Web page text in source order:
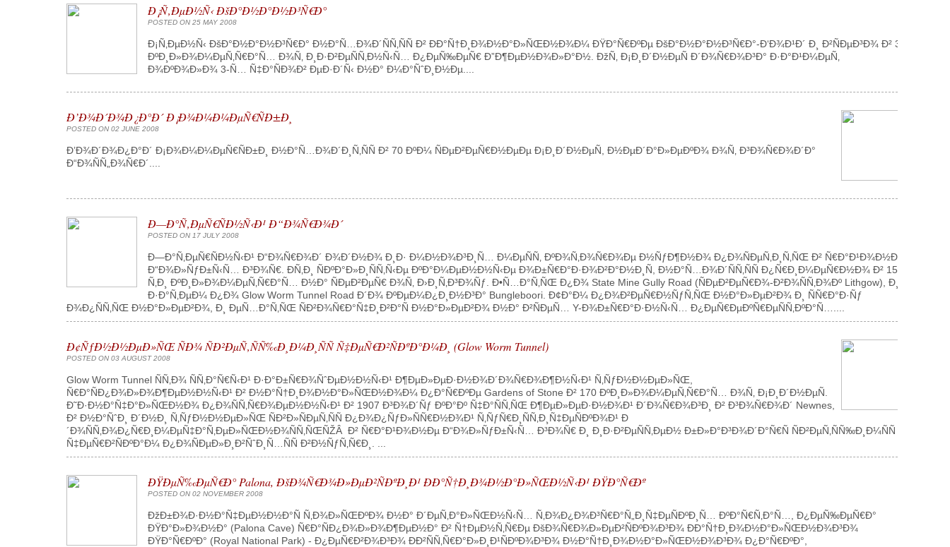
Ð¡Ñ‚ÐµÐ½Ñ‹ ÐšÐ°Ð½Ð°Ð½Ð³Ñ€Ð°
POSTED ON 25 MAY 2008
Ð¡Ñ‚ÐµÐ½Ñ‹ ÐšÐ°Ð½Ð°Ð½Ð³Ñ€Ð° Ð½Ð°Ñ…Ð¾Ð´ÑÑ‚ÑÑ Ð² ÐÐ°Ñ†Ð¸Ð¾Ð½Ð°Ð»ÑŒÐ½Ð¾Ð¼ ÐŸÐ°Ñ€ÐºÐµ ÐšÐ°Ð½Ð°Ð½Ð³Ñ€Ð°-Ð‘Ð¾Ð¹Ð´ Ð¸ Ð²ÑÐµÐ³Ð¾ Ð² 30
ÐºÐ¸Ð»Ð¾Ð¼ÐµÑ‚Ñ€Ð°Ñ… Ð¾Ñ‚ Ð¸Ð·Ð²ÐµÑÑ‚Ð½Ñ‹Ñ… Ð¿ÐµÑ‰ÐµÑ€ Ð”Ð¶ÐµÐ½Ð¾Ð»Ð°Ð½. ÐžÑ‚ Ð¡Ð¸Ð´Ð½ÐµÑ Ð´Ð¾Ñ€Ð¾Ð³Ð° Ð·Ð°Ð¹Ð¼ÐµÑ‚
Ð¾ÐºÐ¾Ð»Ð¾ 3-Ñ… Ñ‡Ð°ÑÐ¾Ð² ÐµÐ·Ð´Ñ‹ Ð½Ð° Ð¼Ð°ÑˆÐ¸Ð½Ðµ....
Ð’Ð¾Ð´Ð¾Ð¿Ð°Ð´ Ð¡Ð¾Ð¼Ð¼ÐµÑ€ÑÐ±Ð¸
POSTED ON 02 JUNE 2008
Ð’Ð¾Ð´Ð¾Ð¿Ð°Ð´ Ð¡Ð¾Ð¼Ð¼ÐµÑ€ÑÐ±Ð¸ Ð½Ð°Ñ…Ð¾Ð´Ð¸Ñ‚ÑÑ Ð² 70 ÐºÐ¼ ÑÐµÐ²ÐµÑ€Ð½ÐµÐµ Ð¡Ð¸Ð´Ð½ÐµÑ, Ð½ÐµÐ´Ð°Ð»ÐµÐºÐ¾ Ð¾Ñ‚ Ð³Ð¾Ñ€Ð¾Ð´Ð°
Ð“Ð¾ÑÑ„Ð¾Ñ€Ð´....
Ð—Ð°Ñ‚ÐµÑ€ÑÐ½Ñ‹Ð¹ Ð“Ð¾Ñ€Ð¾Ð´
POSTED ON 17 JULY 2008
Ð—Ð°Ñ‚ÐµÑ€ÑÐ½Ñ‹Ð¹ Ð“Ð¾Ñ€Ð¾Ð´ Ð¾Ð´Ð½Ð¾ Ð¸Ð· Ð¼Ð½Ð¾Ð³Ð¸Ñ… Ð¼ÐµÑÑ‚ ÐºÐ¾Ñ‚Ð¾Ñ€Ð¾Ðµ Ð½ÑƒÐ¶Ð½Ð¾ Ð¿Ð¾ÑÐµÑ‚Ð¸Ñ‚ÑŒ Ð² Ñ€Ð°Ð¹Ð¾Ð½Ðµ
Ð“Ð¾Ð»ÑƒÐ±Ñ‹Ñ… Ð³Ð¾Ñ€. Ð­Ñ‚Ð¸ ÑÐºÐ°Ð»Ð¸ÑÑ‚Ñ‹Ðµ ÐºÐ°Ð¼ÐµÐ½Ð½Ñ‹Ðµ Ð¾Ð±Ñ€Ð°Ð·Ð¾Ð²Ð°Ð½Ð¸Ñ, Ð½Ð°Ñ…Ð¾Ð´ÑÑ‚ÑÑ Ð¿Ñ€Ð¸Ð¼ÐµÑ€Ð½Ð¾ Ð² 15-
Ñ‚Ð¸ ÐºÐ¸Ð»Ð¾Ð¼ÐµÑ‚Ñ€Ð°Ñ… Ð½Ð° ÑÐµÐ²ÐµÑ€ Ð¾Ñ‚ Ð›Ð¸Ñ‚Ð³Ð¾Ñƒ. Ð•Ñ…Ð°Ñ‚ÑŒ Ð¿Ð¾ State Mine Gully Road (ÑÐµÐ²ÐµÑ€Ð¾-Ð²Ð¾ÑÑ‚Ð¾Ðº Lithgow), Ð¸
Ð·Ð°Ñ‚ÐµÐ¼ Ð¿Ð¾ Glow Worm Tunnel Road Ð´Ð¾ ÐºÐµÐ¼Ð¿Ð¸Ð½Ð³Ð° Bungleboori. Ð¢Ð°Ð¼ Ð¿Ð¾Ð²ÐµÑ€Ð½ÑƒÑ‚ÑŒ Ð½Ð°Ð»ÐµÐ²Ð¾ Ð¸ ÑÑ€Ð°Ð·Ñƒ
Ð¾Ð¿ÑÑ‚ÑŒ Ð½Ð°Ð»ÐµÐ²Ð¾, Ð¸ ÐµÑ…Ð°Ñ‚ÑŒ ÑÐ²Ð¾Ñ€Ð°Ñ‡Ð¸Ð²Ð°Ñ Ð½Ð°Ð»ÐµÐ²Ð¾ Ð½Ð° Ð²ÑÐµÑ… Y-Ð¾Ð±Ñ€Ð°Ð·Ð½Ñ‹Ñ… Ð¿ÐµÑ€ÐµÐºÑ€ÐµÑÑ‚ÐºÐ°Ñ…....
Ð¢ÑƒÐ½Ð½ÐµÐ»ÑŒ ÑÐ¾ ÑÐ²ÐµÑ‚ÑÑ‰Ð¸Ð¼Ð¸ÑÑ Ñ‡ÐµÑ€Ð²ÑÐºÐ°Ð¼Ð¸ (Glow Worm Tunnel)
POSTED ON 03 AUGUST 2008
Glow Worm Tunnel ÑÑ‚Ð¾ ÑÑ‚Ð°Ñ€Ñ‹Ð¹ Ð·Ð°Ð±Ñ€Ð¾ÑˆÐµÐ½Ð½Ñ‹Ð¹ Ð¶ÐµÐ»ÐµÐ·Ð½Ð¾Ð´Ð¾Ñ€Ð¾Ð¶Ð½Ñ‹Ð¹ Ñ‚ÑƒÐ½Ð½ÐµÐ»ÑŒ,
Ñ€Ð°ÑÐ¿Ð¾Ð»Ð¾Ð¶ÐµÐ½Ð½Ñ‹Ð¹ Ð² Ð½Ð°Ñ†Ð¸Ð¾Ð½Ð°Ð»ÑŒÐ½Ð¾Ð¼ Ð¿Ð°Ñ€ÐºÐµ Gardens of Stone Ð² 170 ÐºÐ¸Ð»Ð¾Ð¼ÐµÑ‚Ñ€Ð°Ñ… Ð¾Ñ‚ Ð¡Ð¸Ð´Ð½ÐµÑ.
Ð˜Ð·Ð½Ð°Ñ‡Ð°Ð»ÑŒÐ½Ð¾ Ð¿Ð¾ÑÑ‚Ñ€Ð¾ÐµÐ½Ð½Ñ‹Ð¹ Ð² 1907 Ð³Ð¾Ð´Ñƒ ÐºÐ°Ðº Ñ‡Ð°ÑÑ‚ÑŒ Ð¶ÐµÐ»ÐµÐ·Ð½Ð¾Ð¹ Ð´Ð¾Ñ€Ð¾Ð³Ð¸ Ð² Ð³Ð¾Ñ€Ð¾Ð´ Newnes,
Ð² Ð½Ð°ÑˆÐ¸ Ð´Ð½Ð¸ Ñ‚ÑƒÐ½Ð½ÐµÐ»ÑŒ ÑÐ²Ð»ÑÐµÑ‚ÑÑ Ð¿Ð¾Ð¿ÑƒÐ»ÑÑ€Ð½Ð¾Ð¹ Ñ‚ÑƒÑ€Ð¸ÑÑ‚Ð¸Ñ‡ÐµÑÐºÐ¾Ð¹ Ð
´Ð¾ÑÑ‚Ð¾Ð¿Ñ€Ð¸Ð¼ÐµÑ‡Ð°Ñ‚ÐµÐ»ÑŒÐ½Ð¾ÑÑ‚ÑŒÑŽÂ Ð² Ñ€Ð°Ð¹Ð¾Ð½Ðµ Ð“Ð¾Ð»ÑƒÐ±Ñ‹Ñ… Ð³Ð¾Ñ€ Ð¸ Ð¸Ð·Ð²ÐµÑÑ‚ÐµÐ½ Ð±Ð»Ð°Ð³Ð¾Ð´Ð°Ñ€Ñ ÑÐ²ÐµÑ‚ÑÑ‰Ð¸Ð¼ÑÑ
Ñ‡ÐµÑ€Ð²ÑÐºÐ°Ð¼ Ð¿Ð¾ÑÐµÐ»Ð¸Ð²ÑˆÐ¸Ñ…ÑÑ Ð²Ð½ÑƒÑ‚Ñ€Ð¸. ...
ÐŸÐµÑ‰ÐµÑ€Ð° Palona, ÐšÐ¾Ñ€Ð¾Ð»ÐµÐ²ÑÐºÐ¸Ð¹ ÐÐ°Ñ†Ð¸Ð¾Ð½Ð°Ð»ÑŒÐ½Ñ‹Ð¹ ÐŸÐ°Ñ€Ðº
POSTED ON 02 NOVEMBER 2008
ÐžÐ±Ð¾Ð·Ð½Ð°Ñ‡ÐµÐ½Ð½Ð°Ñ Ñ‚Ð¾Ð»ÑŒÐºÐ¾ Ð½Ð° Ð´ÐµÑ‚Ð°Ð»ÑŒÐ½Ñ‹Ñ… Ñ‚Ð¾Ð¿Ð¾Ð³Ñ€Ð°Ñ„Ð¸Ñ‡ÐµÑÐºÐ¸Ñ… ÐºÐ°Ñ€Ñ‚Ð°Ñ…, Ð¿ÐµÑ‰ÐµÑ€Ð°
ÐŸÐ°Ð»Ð¾Ð½Ð° (Palona Cave) Ñ€Ð°ÑÐ¿Ð¾Ð»Ð¾Ð¶ÐµÐ½Ð° Ð² Ñ†ÐµÐ½Ñ‚Ñ€Ðµ ÐšÐ¾Ñ€Ð¾Ð»ÐµÐ²ÑÐºÐ¾Ð³Ð¾ ÐÐ°Ñ†Ð¸Ð¾Ð½Ð°Ð»ÑŒÐ½Ð¾Ð³Ð¾
ÐŸÐ°Ñ€ÐºÐ° (Royal National Park) - Ð¿ÐµÑ€Ð²Ð¾Ð³Ð¾ ÐÐ²ÑÑ‚Ñ€Ð°Ð»Ð¸Ð¹ÑÐºÐ¾Ð³Ð¾ Ð½Ð°Ñ†Ð¸Ð¾Ð½Ð°Ð»ÑŒÐ½Ð¾Ð³Ð¾ Ð¿Ð°Ñ€ÐºÐ°,